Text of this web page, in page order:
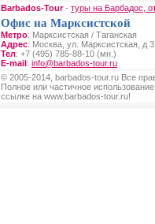
Barbados-Tour- туры на Барбадос,
Офис на Марксистской
Метро: Марксистская / Таганская
Адрес: Москва, ул. Марксистская, д
Тел: +7 (495) 785-88-10 (мн.)
E-mail: info@barbados-tour.ru
© 2005-2014, barbados-tour.ru Все
Полное или частичное
ссылке на www.barbados-tour.ru!